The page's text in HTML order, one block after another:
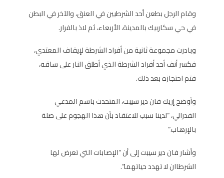
وقام الرجل بطعن أحد الشرطيين في العنق، والآخر في البطن
في حي سكاربيك بالمدينة، الأربعاء، ثم لاذ بالفرار.
وبادرت مجموعة ثانية من أفراد الشرطة لإيقاف المعتدي،
فكسر أنف أحد أفراد الشرطة الذي أطلق النار على ساقه،
فتم احتجازه بعد ذلك.
وأوضح إريك فان دير سيبت، المتحدث باسم المدعي
الفدرالي، “لدينا سبب للاعتقاد بأن هذا الهجوم على صلة
بالإرهاب.”
وأشار فان دير سيبت إلى أن “الإصابات التي تعرض لها
الشرطاان لا تهدد حياتهما”.